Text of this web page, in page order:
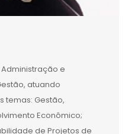
e
atuando
temas: Gestão,
Econômico;
de Projetos de